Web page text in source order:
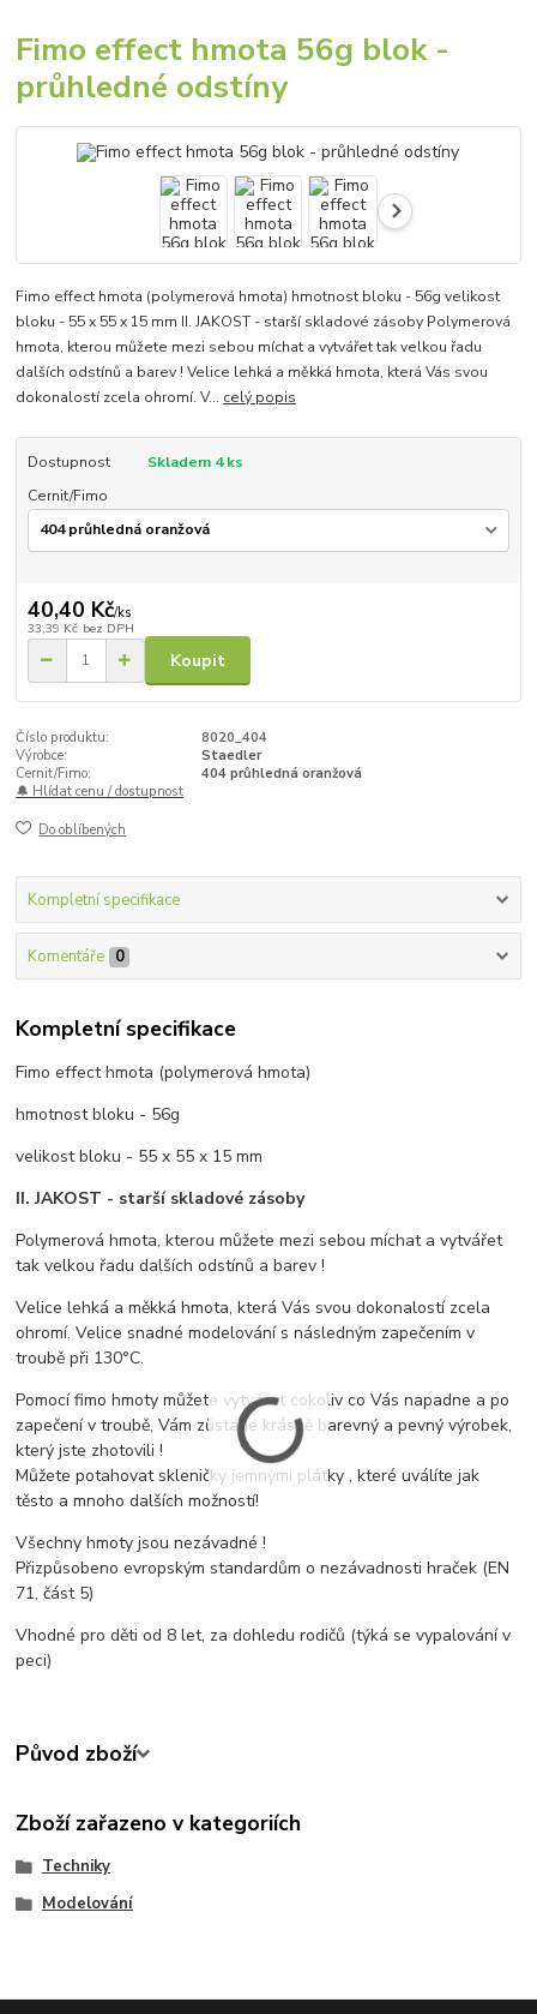
Fimo effect hmota 56g blok -
průhledné odstíny
Fimo effect hmota (polymerová hmota) hmotnost bloku - 56g velikost
bloku - 55 x 55 x 15 mm II. JAKOST - starší skladové zásoby Polymerová
hmota, kterou můžete mezi sebou míchat a vytvářet tak velkou řadu
dalších odstínů a barev ! Velice lehká a měkká hmota, která Vás svou
dokonalostí zcela ohromí. V... celý popis
Dostupnost
Skladem 4 ks
Cernit/Fimo
40,40 Kč/ks
33,39 Kč bez DPH
Koupit
Číslo produktu:
8020_404
Výrobce:
Staedler
Cernit/Fimo:
404 průhledná oranžová
🔔 Hlídat cenu / dostupnost
Do oblíbených
Kompletní specifikace
Komentáře 0
Kompletní specifikace
Fimo effect hmota (polymerová hmota)
hmotnost bloku - 56g
velikost bloku - 55 x 55 x 15 mm
II. JAKOST - starší skladové zásoby
Polymerová hmota, kterou můžete mezi sebou míchat a vytvářet
tak velkou řadu dalších odstínů a barev !
Velice lehká a měkká hmota, která Vás svou dokonalostí zcela
ohromí. Velice snadné modelování s následným zapečením v
troubě při 130°C.
Pomocí fimo hmoty můžete vytvářet cokoliv co Vás napadne a po
zapečení v troubě, Vám zůstane krásně barevný a pevný výrobek,
který jste zhotovili !
Můžete potahovat skleničky jemnými plátky , které uválíte jak
těsto a mnoho dalších možností!
Všechny hmoty jsou nezávadné !
Přizpůsobeno evropským standardům o nezávadnosti hraček (EN
71, část 5)
Vhodné pro děti od 8 let, za dohledu rodičů (týká se vypalování v
peci)
Původ zboží
Zboží zařazeno v kategoriích
Techniky
Modelování